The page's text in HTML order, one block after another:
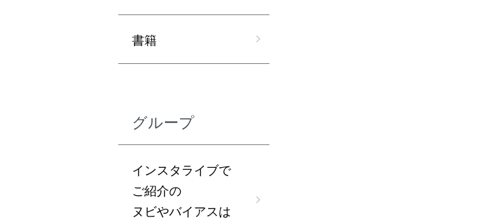
書籍
グループ
インスタライブで
ご紹介の
ヌビやバイアスは